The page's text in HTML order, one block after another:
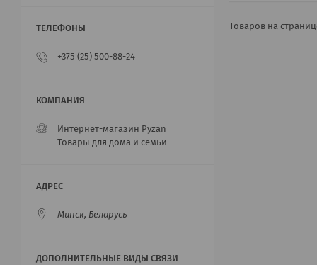
+375 (25) 500-88-24
Интернет-магазин Pyzan
Товары для дома и семьи
Минск, Беларусь